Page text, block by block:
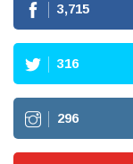
3,715
316
296